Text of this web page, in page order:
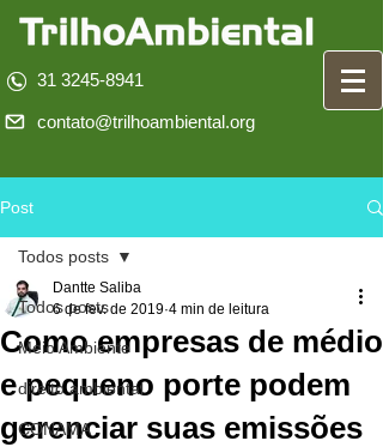
31 3245-8941
contato@trilhoambiental.org
Post
Todos posts
Meio Ambiente
direito ambiental
CONAMA
Todos posts
Como empresas de médio
e pequeno porte podem
gerenciar suas emissões
Dantte Saliba
6 de fev. de 2019 4 min de leitura